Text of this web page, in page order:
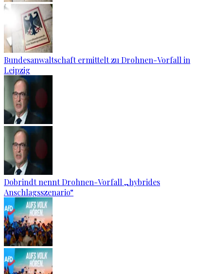
Bundesanwaltschaft ermittelt zu Drohnen-Vorfall in
Leipzig
Dobrindt nennt Drohnen-Vorfall „hybrides
Anschlagsszenario“